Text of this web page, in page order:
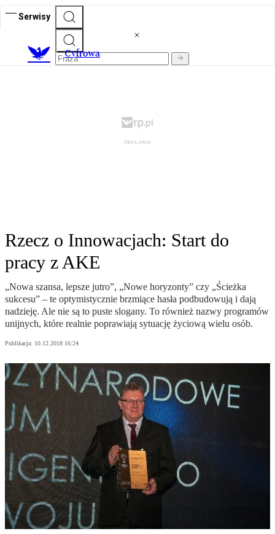
Serwisy
Cyfrowa
Rzecz o Innowacjach: Start do
pracy z AKE
„Nowa szansa, lepsze jutro”, „Nowe horyzonty” czy „Ścieżka
sukcesu” – te optymistycznie brzmiące hasła podbudowują i dają
nadzieję. Ale nie są to puste slogany. To również nazwy programów
unijnych, które realnie poprawiają sytuację życiową wielu osób.
Publikacja: 10.12.2018 16:24